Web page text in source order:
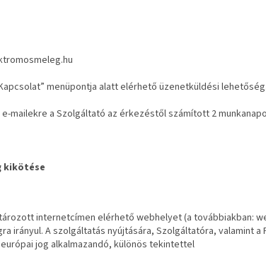
menüpontja alatt elérhető üzenetküldési
mailekre a Szolgáltató az érkezéstől számított 2
kikötése
internetcímen elérhető webhelyet (a továbbiakban:
irányul. A szolgáltatás nyújtására, Szolgáltatóra, valamint
jog alkalmazandó, különös tekintettel